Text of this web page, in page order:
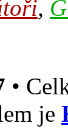
,
•
je